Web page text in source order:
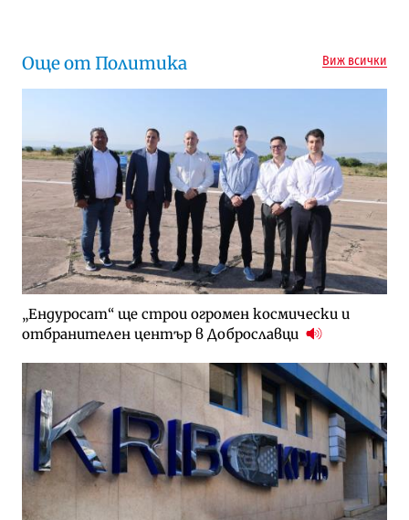
Още от Политика Виж всички
„Ендуросат“ ще строи огромен космически и
отбранителен център в Доброславци